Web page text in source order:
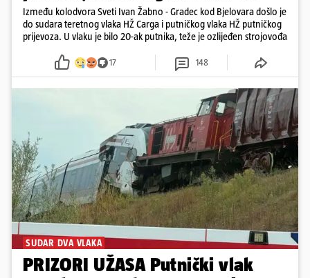
Između kolodvora Sveti Ivan Žabno - Gradec kod Bjelovara došlo je
do sudara teretnog vlaka HŽ Carga i putničkog vlaka HŽ putničkog
prijevoza. U vlaku je bilo 20-ak putnika, teže je ozlijeđen strojovođa
17 148
SUDAR DVA VLAKA
PRIZORI UŽASA Putnički vlak